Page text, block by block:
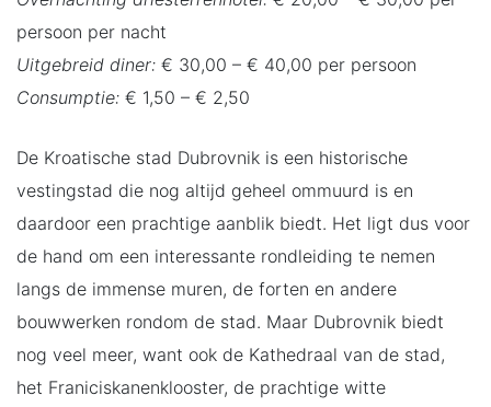
persoon per nacht
Uitgebreid diner: € 30,00 – € 40,00 per persoon
Consumptie: € 1,50 – € 2,50
De Kroatische stad Dubrovnik is een historische
vestingstad die nog altijd geheel ommuurd is en
daardoor een prachtige aanblik biedt. Het ligt dus voor
de hand om een interessante rondleiding te nemen
langs de immense muren, de forten en andere
bouwwerken rondom de stad. Maar Dubrovnik biedt
nog veel meer, want ook de Kathedraal van de stad,
het Franiciskanenklooster, de prachtige witte